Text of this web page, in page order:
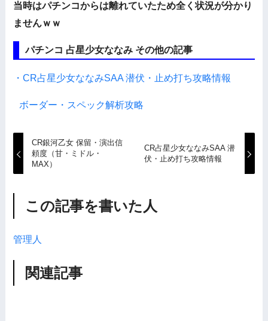
当時はパチンコからは離れていたため全く状況が分かり
ませんｗｗ
パチンコ 占星少女ななみ その他の記事
・CR占星少女ななみSAA 潜伏・止め打ち攻略情報
ボーダー・スペック解析攻略
CR銀河乙女 保留・演出信
頼度（甘・ミドル・
MAX）
CR占星少女ななみSAA 潜
伏・止め打ち攻略情報
この記事を書いた人
管理人
関連記事